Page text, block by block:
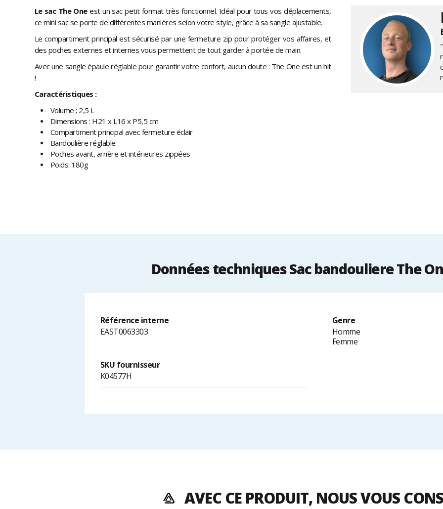
Le sac The Oneest un sac petit format très fonctionnel. Idéal pour tous vos déplacements,
ce mini sac se porte de différentes manières selon votre style, grâce à sa sangle ajustable.
Le compartiment principal est sécurisé par une fermeture zip pour protéger vos affaires, et
des poches externes et internes vous permettent de tout garder à portée de main.
Avec une sangle épaule réglable pour garantir votre confort, aucun doute : The One est un hit
!
Caractéristiques :
Volume ; 2,5 L
Dimensions : H21 x L16 x P5,5 cm
Compartiment principal avec fermeture éclair
Bandoulière réglable
Poches avant, arrière et intérieures zippées
Poids: 180g
Données techniques Sac bandouliere The
Référence interne
EAST0063303
Genre
Homme
Femme
SKU fournisseur
K04577H
AVEC CE PRODUIT, NOUS VOUS